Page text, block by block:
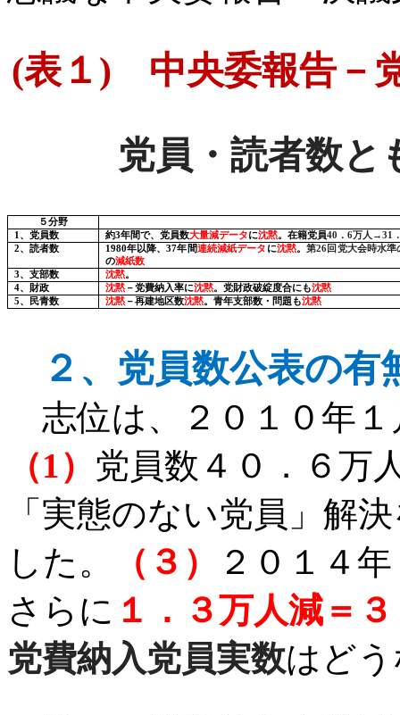
(表１ ) 中央委報告－
党員・読者数と
５分野
1 、党員数 約3年間で、党員数大量減データに沈黙。在籍党員40 ． 6万人→31
2、読者数 1980年以降、37年間連続減紙データ に沈黙。第26 回党大会時水
の減紙数
3、支部数 沈黙。
4、財政 沈黙－党費納入率に沈黙。党財政破綻度合にも沈黙
5、民青数 沈黙－再建地区数沈黙。青年支部数・問題も沈黙
２、 党員数公表の有
志位は、２０１０年
（1） 党員数４０．６万
「実態のない党員」解
した。
（３）
２０１４
さらに １．３万人減＝
党費納入党員実数はど